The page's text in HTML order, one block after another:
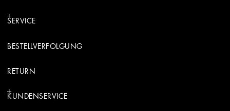
SERVICE
BESTELLVERFOLGUNG
RETURN
KUNDENSERVICE